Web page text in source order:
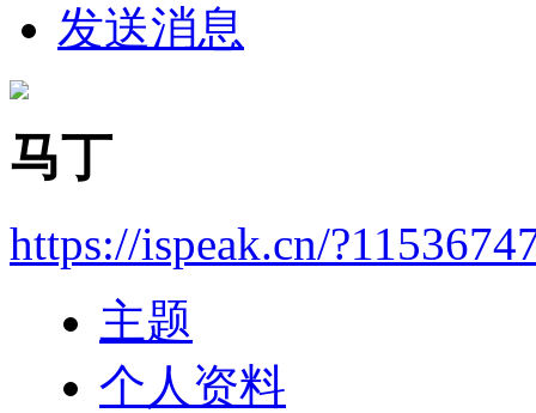
发送消息
马丁
https://ispeak.cn/
主题
个人资料